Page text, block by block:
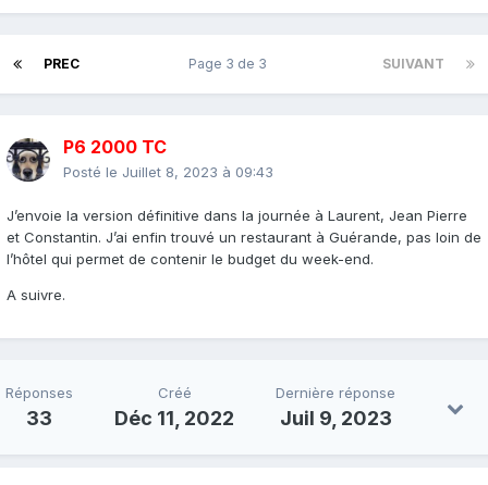
PREC SUIVANT
Page 3 de 3
P6 2000 TC
Posté le Juillet 8, 2023 à 09:43
J’envoie la version définitive dans la journée à Laurent, Jean Pierre
et Constantin. J’ai enfin trouvé un restaurant à Guérande, pas loin de
l’hôtel qui permet de contenir le budget du week-end.
A suivre.
Réponses
33
Créé
Déc 11, 2022
Dernière réponse
Juil 9, 2023